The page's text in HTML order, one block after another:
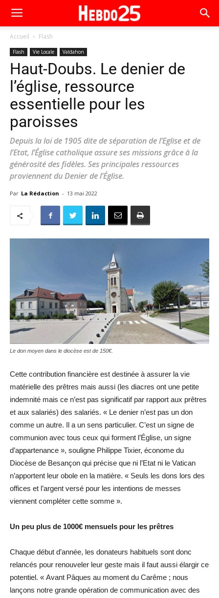
Accueil Flash
Flash Vie Locale Valdahon
Haut-Doubs. Le denier de
l’église, ressource
essentielle pour les
paroisses
Depuis la loi de 1905 dite de séparation de l’Eglise et de
l’Etat, l’Église catholique assure ses missions grâce à la
générosité des fidèles. Ses principales ressources
proviennent du Denier de l’Église.
Par La Rédaction - 13 mai 2022
Le don moyen dans le diocèse est de 150€.
Cette contribution financière est destinée à assurer la vie
matérielle des prêtres mais aussi (les diacres ont une petite
indemnité mais ce n’est pas significatif par rapport aux prêtres
et aux salariés) des salariés. « Le denier n’est pas un don
comme un autre. Il a un sens particulier. C’est un signe de
communion avec tous ceux qui forment l’Église, un signe
d’appartenance », souligne Philippe Tixier, économe du
Diocèse de Besançon qui précise que ni l’Etat ni le Vatican
n’apportent leur obole en la matière. « Seuls les dons lors des
offices et l’argent versé pour les intentions de messes
viennent compléter cette somme ».
Un peu plus de 1000€ mensuels pour les prêtres
Chaque début d’année, les donateurs habituels sont donc
relancés pour renouveler leur geste mais il faut aussi élargir ce
potentiel. « Avant Pâques au moment du Carême ; nous
lançons notre grande opération de communication avec des